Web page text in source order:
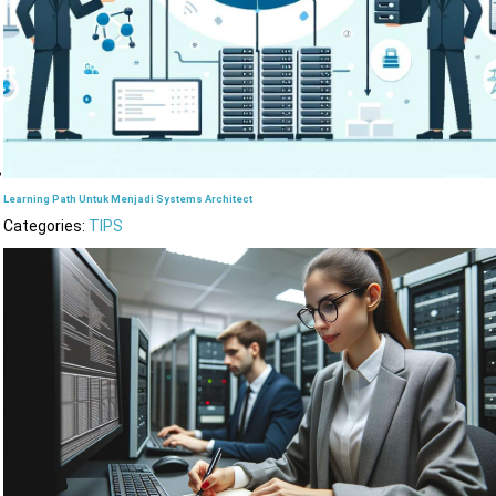
Learning Path Untuk Menjadi Systems Architect
Categories: TIPS